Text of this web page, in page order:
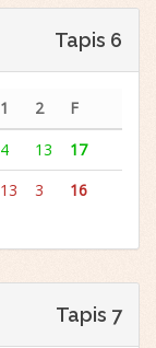
Tapis 6
1 2
F
4 13
17
13 3 16
Tapis 7